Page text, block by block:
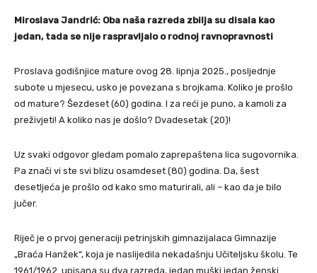
Miroslava Jandrić: Oba naša razreda zbilja su disala kao
jedan, tada se nije raspravljalo o rodnoj ravnopravnosti
Proslava godišnjice mature ovog 28. lipnja 2025., posljednje
subote u mjesecu, usko je povezana s brojkama. Koliko je prošlo
od mature? Šezdeset (60) godina. I za reći je puno, a kamoli za
preživjeti! A koliko nas je došlo? Dvadesetak (20)!
Uz svaki odgovor gledam pomalo zaprepaštena lica sugovornika.
Pa znači vi ste svi blizu osamdeset (80) godina. Da, šest
desetljeća je prošlo od kako smo maturirali, ali – kao da je bilo
jučer.
Riječ je o prvoj generaciji petrinjskih gimnazijalaca Gimnazije
„Braća Hanžek“, koja je naslijedila nekadašnju Učiteljsku školu. Te
1961/1962. upisana su dva razreda, jedan muški jedan ženski.